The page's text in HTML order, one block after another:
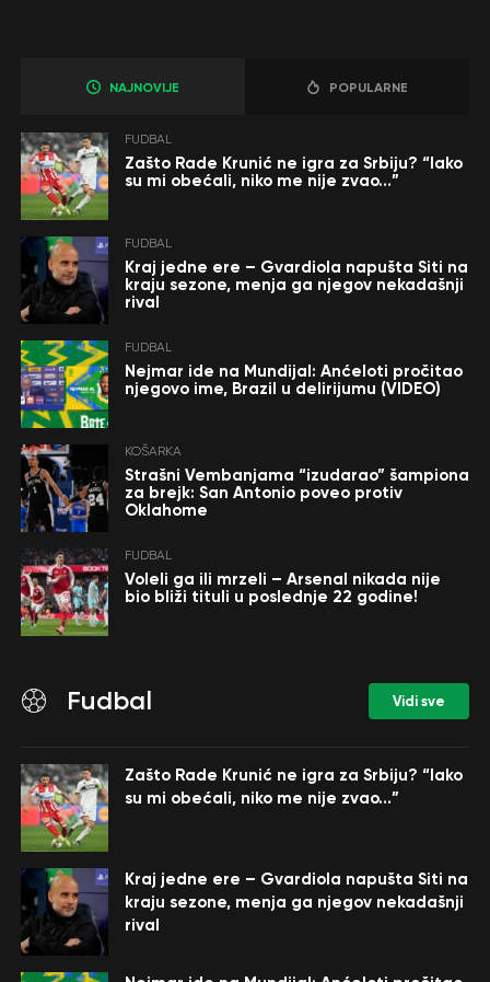
NAJNOVIJE POPULARNE
FUDBAL
Zašto Rade Krunić ne igra za Srbiju? “Iako
su mi obećali, niko me nije zvao…”
FUDBAL
Kraj jedne ere – Gvardiola napušta Siti na
kraju sezone, menja ga njegov nekadašnji
rival
FUDBAL
Nejmar ide na Mundijal: Anćeloti pročitao
njegovo ime, Brazil u delirijumu (VIDEO)
KOŠARKA
Strašni Vembanjama “izudarao” šampiona
za brejk: San Antonio poveo protiv
Oklahome
FUDBAL
Voleli ga ili mrzeli – Arsenal nikada nije
bio bliži tituli u poslednje 22 godine!
Fudbal Vidi sve
Zašto Rade Krunić ne igra za Srbiju? “Iako
su mi obećali, niko me nije zvao…”
Kraj jedne ere – Gvardiola napušta Siti na
kraju sezone, menja ga njegov nekadašnji
rival